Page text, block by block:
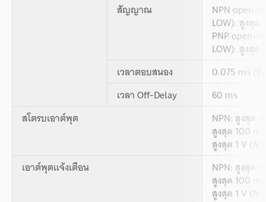
สัญญาณ
NPN open-
LOW): สูงสุด
PNP open-
LOW): สูงสุด
เวลาตอบสนอง
0.075 ms (ที่
เวลา Off-Delay
60 ms
สโตรบเอาต์พุต
NPN: สูงสุด
สูงสุด 100
สูงสุด 1 V
เอาต์พุตแจ้งเตือน
NPN: สูงสุด
สูงสุด 100
สูงสุด 1 V